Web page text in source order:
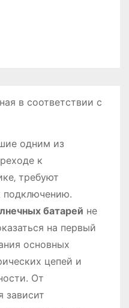
в соответствии с
одним из
к
требуют
подключению.
батарей не
на первый
основных
цепей и
От
зависит